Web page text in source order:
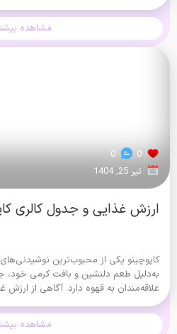
مشاهده
0
0
تیر 25, 1404
ارزش غذایی و جدول کالری
کاپوچینو یکی از محبوب‌ترین
به‌دلیل طعم دلنشین و بافت کرمی خود،
علاقه‌مندان به قهوه دارد. آگاهی از ارزش
مشاهده